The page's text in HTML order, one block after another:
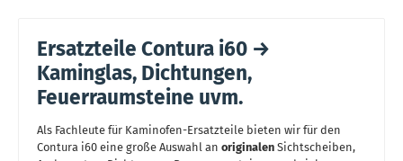
Ersatzteile Contura i60 →
Kaminglas, Dichtungen,
Feuerraumsteine uvm.
Als Fachleute für Kaminofen-Ersatzteile bieten wir für den
Contura i60 eine große Auswahl an originalen Sichtscheiben,